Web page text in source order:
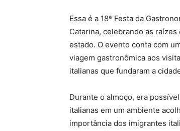
Essa é a 18ª Festa da
Catarina, celebrando as
estado. O evento conta com
viagem gastronômica aos
italianas que fundaram a
Durante o almoço, era
italianas em um ambiente
importância dos imigrantes